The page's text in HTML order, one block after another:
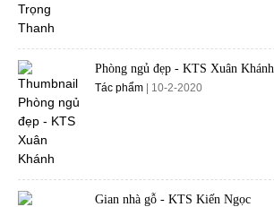
Phòng ngủ đẹp - KTS Xuân Khánh
Tác phẩm | 10-2-2020
Gian nhà gỗ - KTS Kiến Ngọc